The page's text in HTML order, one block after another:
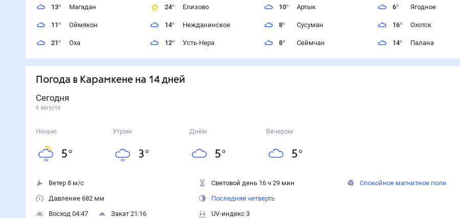
13° Магадан
11° Оймякон
21° Оха
24° Елизово
14° Нежданинское
12° Усть-Нера
10° Артык
8° Сусуман
8° Сеймчан
6° Ягодное
16° Охотск
14° Палана
Погода в Карамкенена 14 дней
Сегодня
6 августа
Ночью
5°
Утром
3°
Днём
5°
Вечером
5°
Ветер 8 м/с
Давление 682 мм
Восход 04:47
Закат 21:16
Световой день 16 ч 29 мин
Последняя четверть
UV-индекс 3
Спокойное магнитное поле